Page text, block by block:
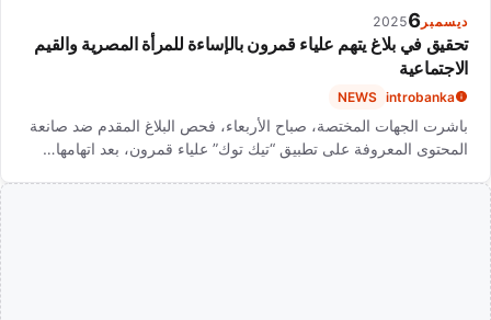
ديسمبر 6
2025
تحقيق في بلاغ يتهم علياء قمرون بالإساءة للمرأة المصرية والقيم
الاجتماعية
introbanka
NEWS
باشرت الجهات المختصة، صباح الأربعاء، فحص البلاغ المقدم ضد صانعة
المحتوى المعروفة على تطبيق “تيك توك” علياء قمرون، بعد اتهامها…